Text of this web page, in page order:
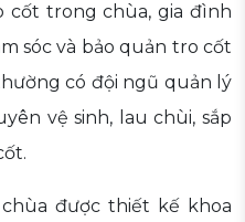
cốt trong chùa, gia đình
sóc và bảo quản tro cốt
có đội ngũ quản lý
vệ sinh, lau chùi, sắp
được thiết kế khoa